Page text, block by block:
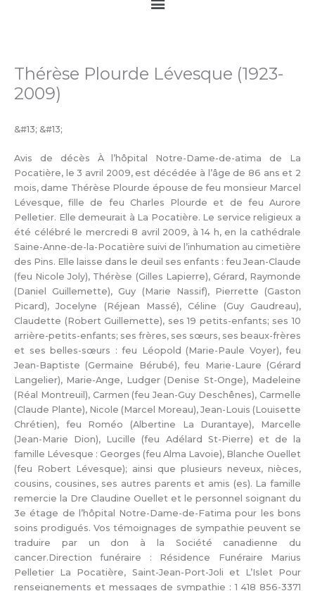
Thérèse Plourde Lévesque (1923-
2009)
&#13; &#13;
Avis de décès À l’hôpital Notre-Dame-de-atima de La
Pocatière, le 3 avril 2009, est décédée à l’âge de 86 ans et 2
mois, dame Thérèse Plourde épouse de feu monsieur Marcel
Lévesque, fille de feu Charles Plourde et de feu Aurore
Pelletier. Elle demeurait à La Pocatière. Le service religieux a
été célébré le mercredi 8 avril 2009, à 14 h, en la cathédrale
Saine-Anne-de-la-Pocatière suivi de l’inhumation au cimetière
des Pins. Elle laisse dans le deuil ses enfants : feu Jean-Claude
(feu Nicole Joly), Thérèse (Gilles Lapierre), Gérard, Raymonde
(Daniel Guillemette), Guy (Marie Nassif), Pierrette (Gaston
Picard), Jocelyne (Réjean Massé), Céline (Guy Gaudreau),
Claudette (Robert Guillemette), ses 19 petits-enfants; ses 10
arrière-petits-enfants; ses frères, ses sœurs, ses beaux-frères
et ses belles-sœurs : feu Léopold (Marie-Paule Voyer), feu
Jean-Baptiste (Germaine Bérubé), feu Marie-Laure (Gérard
Langelier), Marie-Ange, Ludger (Denise St-Onge), Madeleine
(Réal Montreuil), Carmen (feu Jean-Guy Deschênes), Carmelle
(Claude Plante), Nicole (Marcel Moreau), Jean-Louis (Louisette
Chrétien), feu Roméo (Albertine La Durantaye), Marcelle
(Jean-Marie Dion), Lucille (feu Adélard St-Pierre) et de la
famille Lévesque : Georges (feu Alma Lavoie), Blanche Ouellet
(feu Robert Lévesque); ainsi que plusieurs neveux, nièces,
cousins, cousines, ses autres parents et amis (es). La famille
remercie la Dre Claudine Ouellet et le personnel soignant du
3e étage de l’hôpital Notre-Dame-de-Fatima pour les bons
soins prodigués. Vos témoignages de sympathie peuvent se
traduire par un don à la Société canadienne du
cancer.Direction funéraire : Résidence Funéraire Marius
Pelletier La Pocatière, Saint-Jean-Port-Joli et L’Islet Pour
renseignements et messages de sympathie : 1 418 856-3371